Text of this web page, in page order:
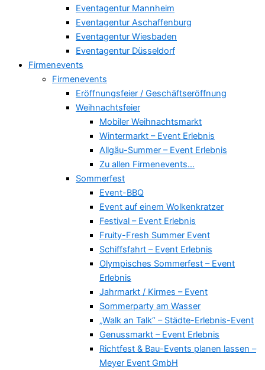
Eventagentur Mannheim
Eventagentur Aschaffenburg
Eventagentur Wiesbaden
Eventagentur Düsseldorf
Firmenevents
Firmenevents
Eröffnungsfeier / Geschäftseröffnung
Weihnachtsfeier
Mobiler Weihnachtsmarkt
Wintermarkt – Event Erlebnis
Allgäu-Summer – Event Erlebnis
Zu allen Firmenevents…
Sommerfest
Event-BBQ
Event auf einem Wolkenkratzer
Festival – Event Erlebnis
Fruity-Fresh Summer Event
Schiffsfahrt – Event Erlebnis
Olympisches Sommerfest – Event
Erlebnis
Jahrmarkt / Kirmes – Event
Sommerparty am Wasser
„Walk an Talk“ – Städte-Erlebnis-Event
Genussmarkt – Event Erlebnis
Richtfest & Bau-Events planen lassen –
Meyer Event GmbH